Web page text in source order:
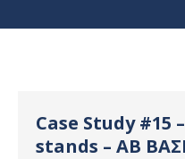
Case Study #15
stands – ΑΒ